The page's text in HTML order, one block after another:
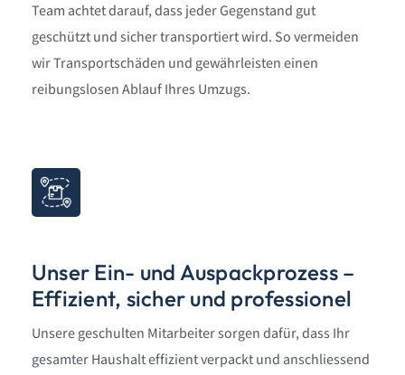
Team achtet darauf, dass jeder Gegenstand gut
geschützt und sicher transportiert wird. So vermeiden
wir Transportschäden und gewährleisten einen
reibungslosen Ablauf Ihres Umzugs.
Unser Ein- und Auspackprozess –
Effizient, sicher und professionel
Unsere geschulten Mitarbeiter sorgen dafür, dass Ihr
gesamter Haushalt effizient verpackt und anschliessend